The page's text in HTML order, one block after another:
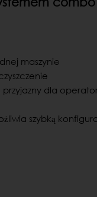
maszynie
przyjazny dla
szybką